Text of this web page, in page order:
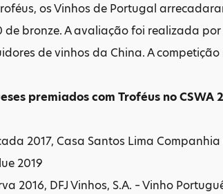
os Vinhos de Portugal
de bronze. A avaliação foi realizada
de vinhos da China. A
premiados com Troféus no CSWA
2017, Casa Santos Lima
2019
2016, DFJ Vinhos, S.A. – Vinho